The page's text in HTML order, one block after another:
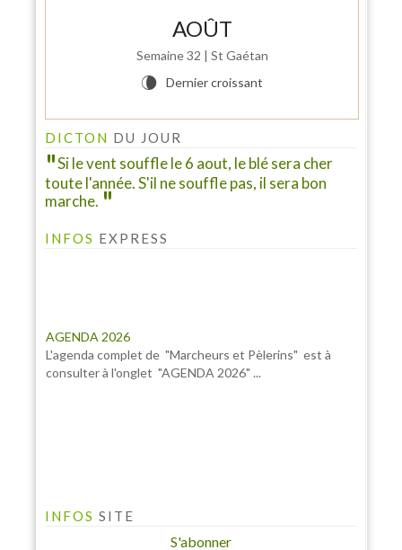
AOÛT
Semaine 32 | St Gaétan
V Dernier croissant
DICTON DU JOUR
Si le vent souffle le 6 aout, le blé sera cher
toute l'année. S'il ne souffle pas, il sera bon
marche.
INFOS EXPRESS
Le PELINFO N° 109 du 1 juillet 2026 vient de sortir : A
consulter à l'onglet "AGENDA 2026" ...
INFOS SITE
S'abonner